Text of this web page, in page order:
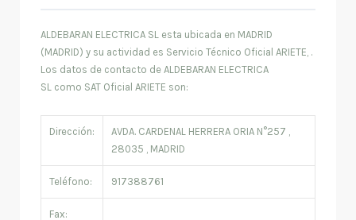
ALDEBARAN ELECTRICA SL esta ubicada en MADRID
(MADRID) y su actividad es Servicio Técnico Oficial ARIETE, .
Los datos de contacto de ALDEBARAN ELECTRICA
SL como SAT Oficial ARIETE son:
Dirección:
AVDA. CARDENAL HERRERA ORIA N°257 ,
28035 , MADRID
Teléfono: 917388761
Fax: